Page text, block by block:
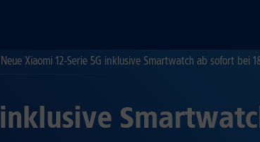
Neue Xiaomi 12-Serie 5G inklusive Smartwatch ab sofort bei